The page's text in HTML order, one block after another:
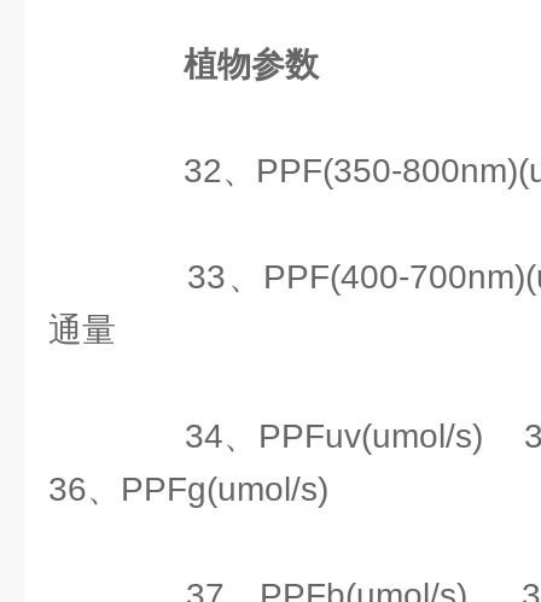
植物参数
32、PPF(350-
33、PPF(400-
通量
34、PPFuv(umol/s)
36、PPFg(umol/s)